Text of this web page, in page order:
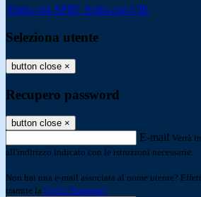
Entra con SPID Entra con CIE
Seleziona utente
button close ×
Recupero password
button close ×
E-mail Verrà
all'indirizzo indicato con le istruzioni necessarie.
Non hai una e-mail associata al nome utente?
tramite la Login Spaggiari